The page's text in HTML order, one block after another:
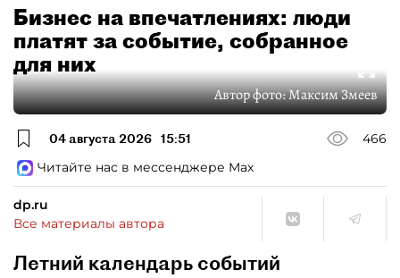
Бизнес на впечатлениях: люди
платят за событие, собранное
для них
Автор фото:Максим Змеев
04 августа 2026 15:51
466
Читайте нас в мессенджере Max
dp.ru
Все материалы автора
Летний календарь событий